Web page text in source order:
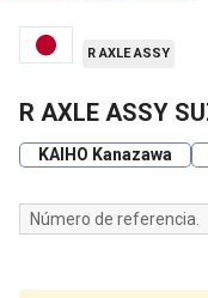
R AXLE ASSY
R AXLE ASSY
KAIHO Kanazawa
Número de referencia.